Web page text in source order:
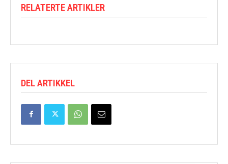
RELATERTE ARTIKLER
DEL ARTIKKEL